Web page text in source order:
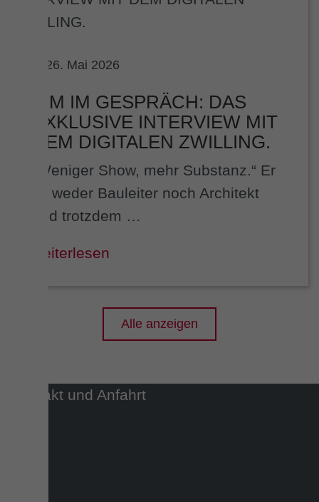
26. Mai 2026
BIM IM GESPRÄCH: DAS
EXKLUSIVE INTERVIEW MIT
DEM DIGITALEN ZWILLING.
„Weniger Show, mehr Substanz.“ Er
ist weder Bauleiter noch Architekt
und trotzdem …
weiterlesen
Alle anzeigen